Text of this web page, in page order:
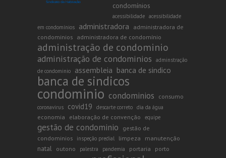
condomínios
acessibilidade acessibilidade
em condomínios
administradora
administradora de
condominios administradora de condomínio
administração de condominio
administração de condominios
adminstração
de condominio
assembleia banca de sindico
banca de sindicos
condominio condominios consumo
coronavirus covid19 descarte correto dia da água
economia elaboração de convenção equipe
gestão de condominio
gestão de
condominios
inspeção predial limpeza manutenção
natal outono palestra pandemia portaria
porto